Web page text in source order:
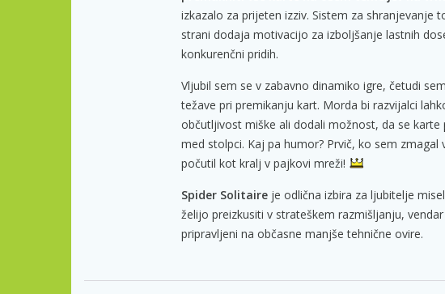
izkazalo za prijeten izziv. Sistem za shranjevanje
strani dodaja motivacijo za izboljšanje lastnih
konkurenčni pridih.
Vljubil sem se v zabavno dinamiko igre, četudi
težave pri premikanju kart. Morda bi razvijalci
občutljivost miške ali dodali možnost, da se karte
med stolpci. Kaj pa humor? Prvič, ko sem zmagal
počutil kot kralj v pajkovi mreži!
Spider Solitaire je odlična izbira za ljubitelje
želijo preizkusiti v strateškem razmišljanju,
pripravljeni na občasne manjše tehnične ovire.